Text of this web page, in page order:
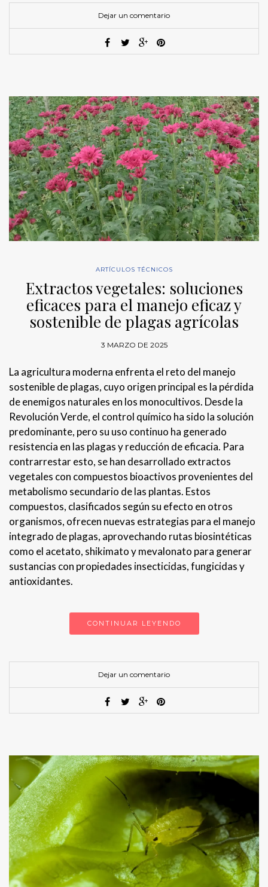
Dejar un comentario
ARTÍCULOS TÉCNICOS
Extractos vegetales: soluciones
eficaces para el manejo eficaz y
sostenible de plagas agrícolas
3 MARZO DE 2025
La agricultura moderna enfrenta el reto del manejo
sostenible de plagas, cuyo origen principal es la pérdida
de enemigos naturales en los monocultivos. Desde la
Revolución Verde, el control químico ha sido la solución
predominante, pero su uso continuo ha generado
resistencia en las plagas y reducción de eficacia. Para
contrarrestar esto, se han desarrollado extractos
vegetales con compuestos bioactivos provenientes del
metabolismo secundario de las plantas. Estos
compuestos, clasificados según su efecto en otros
organismos, ofrecen nuevas estrategias para el manejo
integrado de plagas, aprovechando rutas biosintéticas
como el acetato, shikimato y mevalonato para generar
sustancias con propiedades insecticidas, fungicidas y
antioxidantes.
CONTINUAR LEYENDO
Dejar un comentario